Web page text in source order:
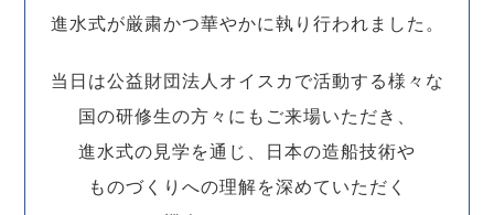
進水式が厳粛かつ華やかに執り行われました。
当日は公益財団法人オイスカで活動する様々な
国の研修生の方々にもご来場いただき、
進水式の見学を通じ、日本の造船技術や
ものづくりへの理解を深めていただく